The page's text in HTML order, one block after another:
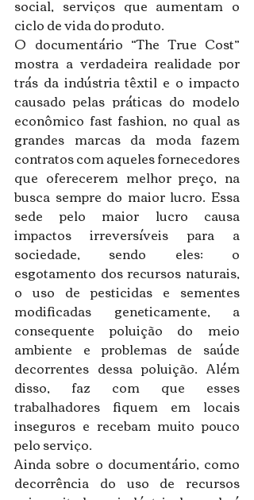
social, serviços que aumentam o
ciclo de vida do produto.
O documentário “The True Cost”
mostra a verdadeira realidade por
trás da indústria têxtil e o impacto
causado pelas práticas do modelo
econômico fast fashion, no qual as
grandes marcas da moda fazem
contratos com aqueles fornecedores
que oferecerem melhor preço, na
busca sempre do maior lucro. Essa
sede pelo maior lucro causa
impactos irreversíveis para a
sociedade, sendo eles: o
esgotamento dos recursos naturais,
o uso de pesticidas e sementes
modificadas geneticamente, a
consequente poluição do meio
ambiente e problemas de saúde
decorrentes dessa poluição. Além
disso, faz com que esses
trabalhadores fiquem em locais
inseguros e recebam muito pouco
pelo serviço.
Ainda sobre o documentário, como
decorrência do uso de recursos